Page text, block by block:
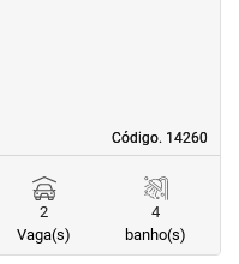
Código. 14260
Código. 14260
2
Vaga(s)
4
banho(s)